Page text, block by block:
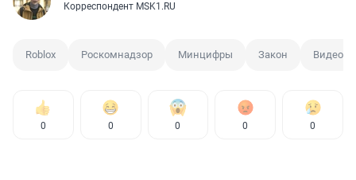
Корреспондент MSK1.RU
Roblox Роскомнадзор Минцифры Закон
0 0 0 0 0